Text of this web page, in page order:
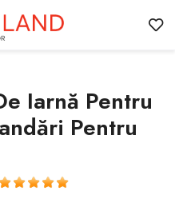
Iarnă Pentru
Pentru